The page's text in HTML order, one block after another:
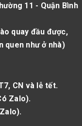
11 - Quận Bình
quay đầu được,
quen như ở nhà)
CN và lễ tết.
Zalo).
).